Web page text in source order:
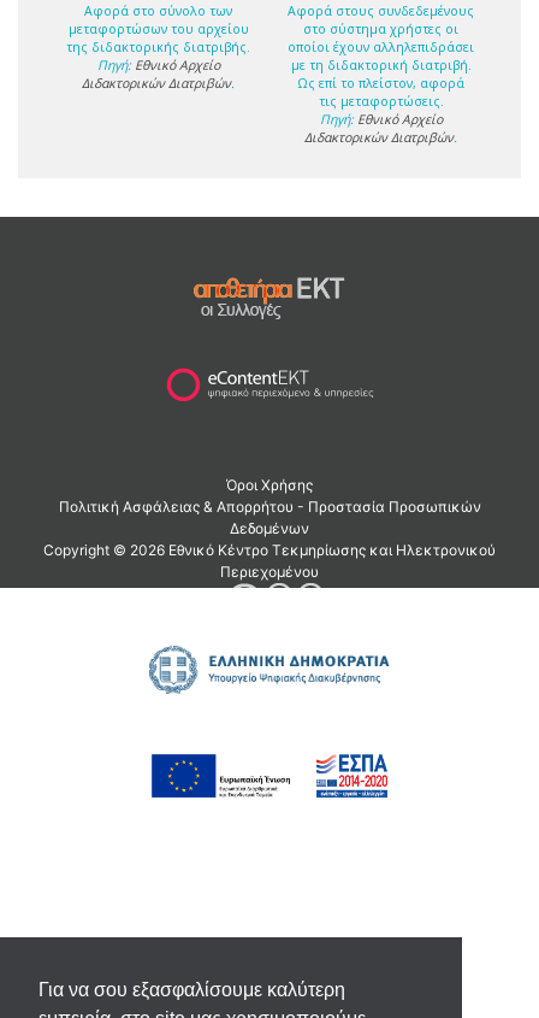
Για να σου εξασφαλίσουμε καλύτερη
Αφορά στο σύνολο των
μεταφορτώσων του αρχείου
της διδακτορικής διατριβής.
Πηγή: Εθνικό Αρχείο
Διδακτορικών Διατριβών.
Αφορά στους συνδεδεμένους
στο σύστημα χρήστες οι
οποίοι έχουν αλληλεπιδράσει
με τη διδακτορική διατριβή.
Ως επί το πλείστον, αφορά
τις μεταφορτώσεις.
Πηγή: Εθνικό Αρχείο
Διδακτορικών Διατριβών.